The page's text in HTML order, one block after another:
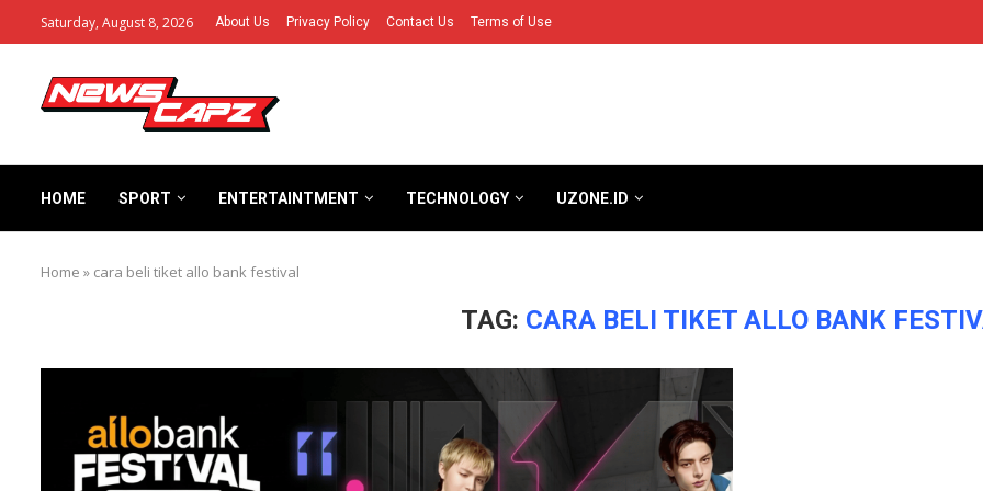
Saturday, August 8, 2026 About Us Privacy Policy Contact Us Terms of Use
HOME SPORT ENTERTAINTMENT TECHNOLOGY UZONE.ID
Home » cara beli tiket allo bank festival
TAG: CARA BELI TIKET ALLO BANK